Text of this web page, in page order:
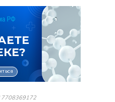
7708369172